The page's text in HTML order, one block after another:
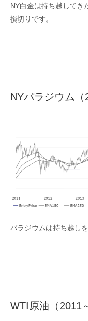
NY白金は持ち越してき
損切りです。
NYパラジウム（
パラジウムは持ち越し
WTI原油（2011